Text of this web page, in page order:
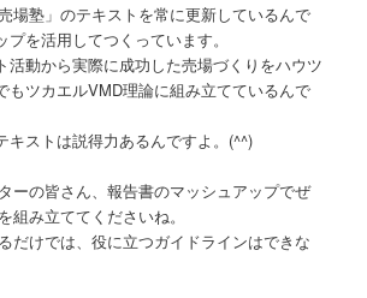
場塾」のテキストを常に更新しているんで
を活用してつくっています。
活動から実際に成功した売場づくりをハウツ
もツカエルVMD理論に組み立てているんで
キストは説得力あるんですよ。(^^)
ーの皆さん、報告書のマッシュアップでぜ
組み立ててくださいね。
だけでは、役に立つガイドラインはできな